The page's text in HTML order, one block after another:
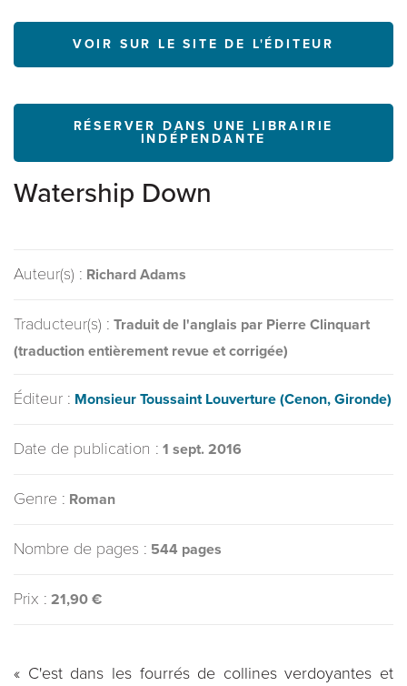
VOIR SUR LE SITE DE L'ÉDITEUR
RÉSERVER DANS UNE LIBRAIRIE
INDÉPENDANTE
Watership Down
Auteur(s) : Richard Adams
Traducteur(s) : Traduit de l'anglais par Pierre Clinquart
(traduction entièrement revue et corrigée)
Éditeur : Monsieur Toussaint Louverture (Cenon, Gironde)
Date de publication : 1 sept. 2016
Genre : Roman
Nombre de pages : 544 pages
Prix : 21,90 €
« C'est dans les fourrés de collines verdoyantes et